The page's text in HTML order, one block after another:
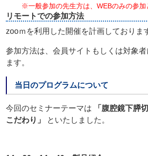
※一般参加の先生方は、WEBのみの参加
リモートでの参加方法
zooｍを利用した開催を計画しておりま
参加方法は、会員サイトもしくは対象
ます。
当日のプログラムについて
今回のセミナーテーマは
「腹腔鏡下膵
こだわり」
といたしました。